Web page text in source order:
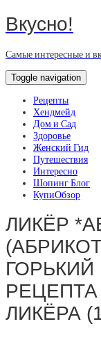
Вкусно!
Самые интересные и
Toggle navigation
Рецепты
Хендмейд
Дом и Сад
Здоровье
Женский Гид
Путешествия
Интересно
Шопинг Блог
КупиОбзор
ЛИКЁР
ГОРЬКИЙ
ЛИКЁРА